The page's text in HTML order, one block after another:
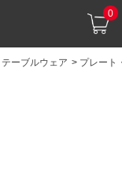
0
テーブルウェア > プレート